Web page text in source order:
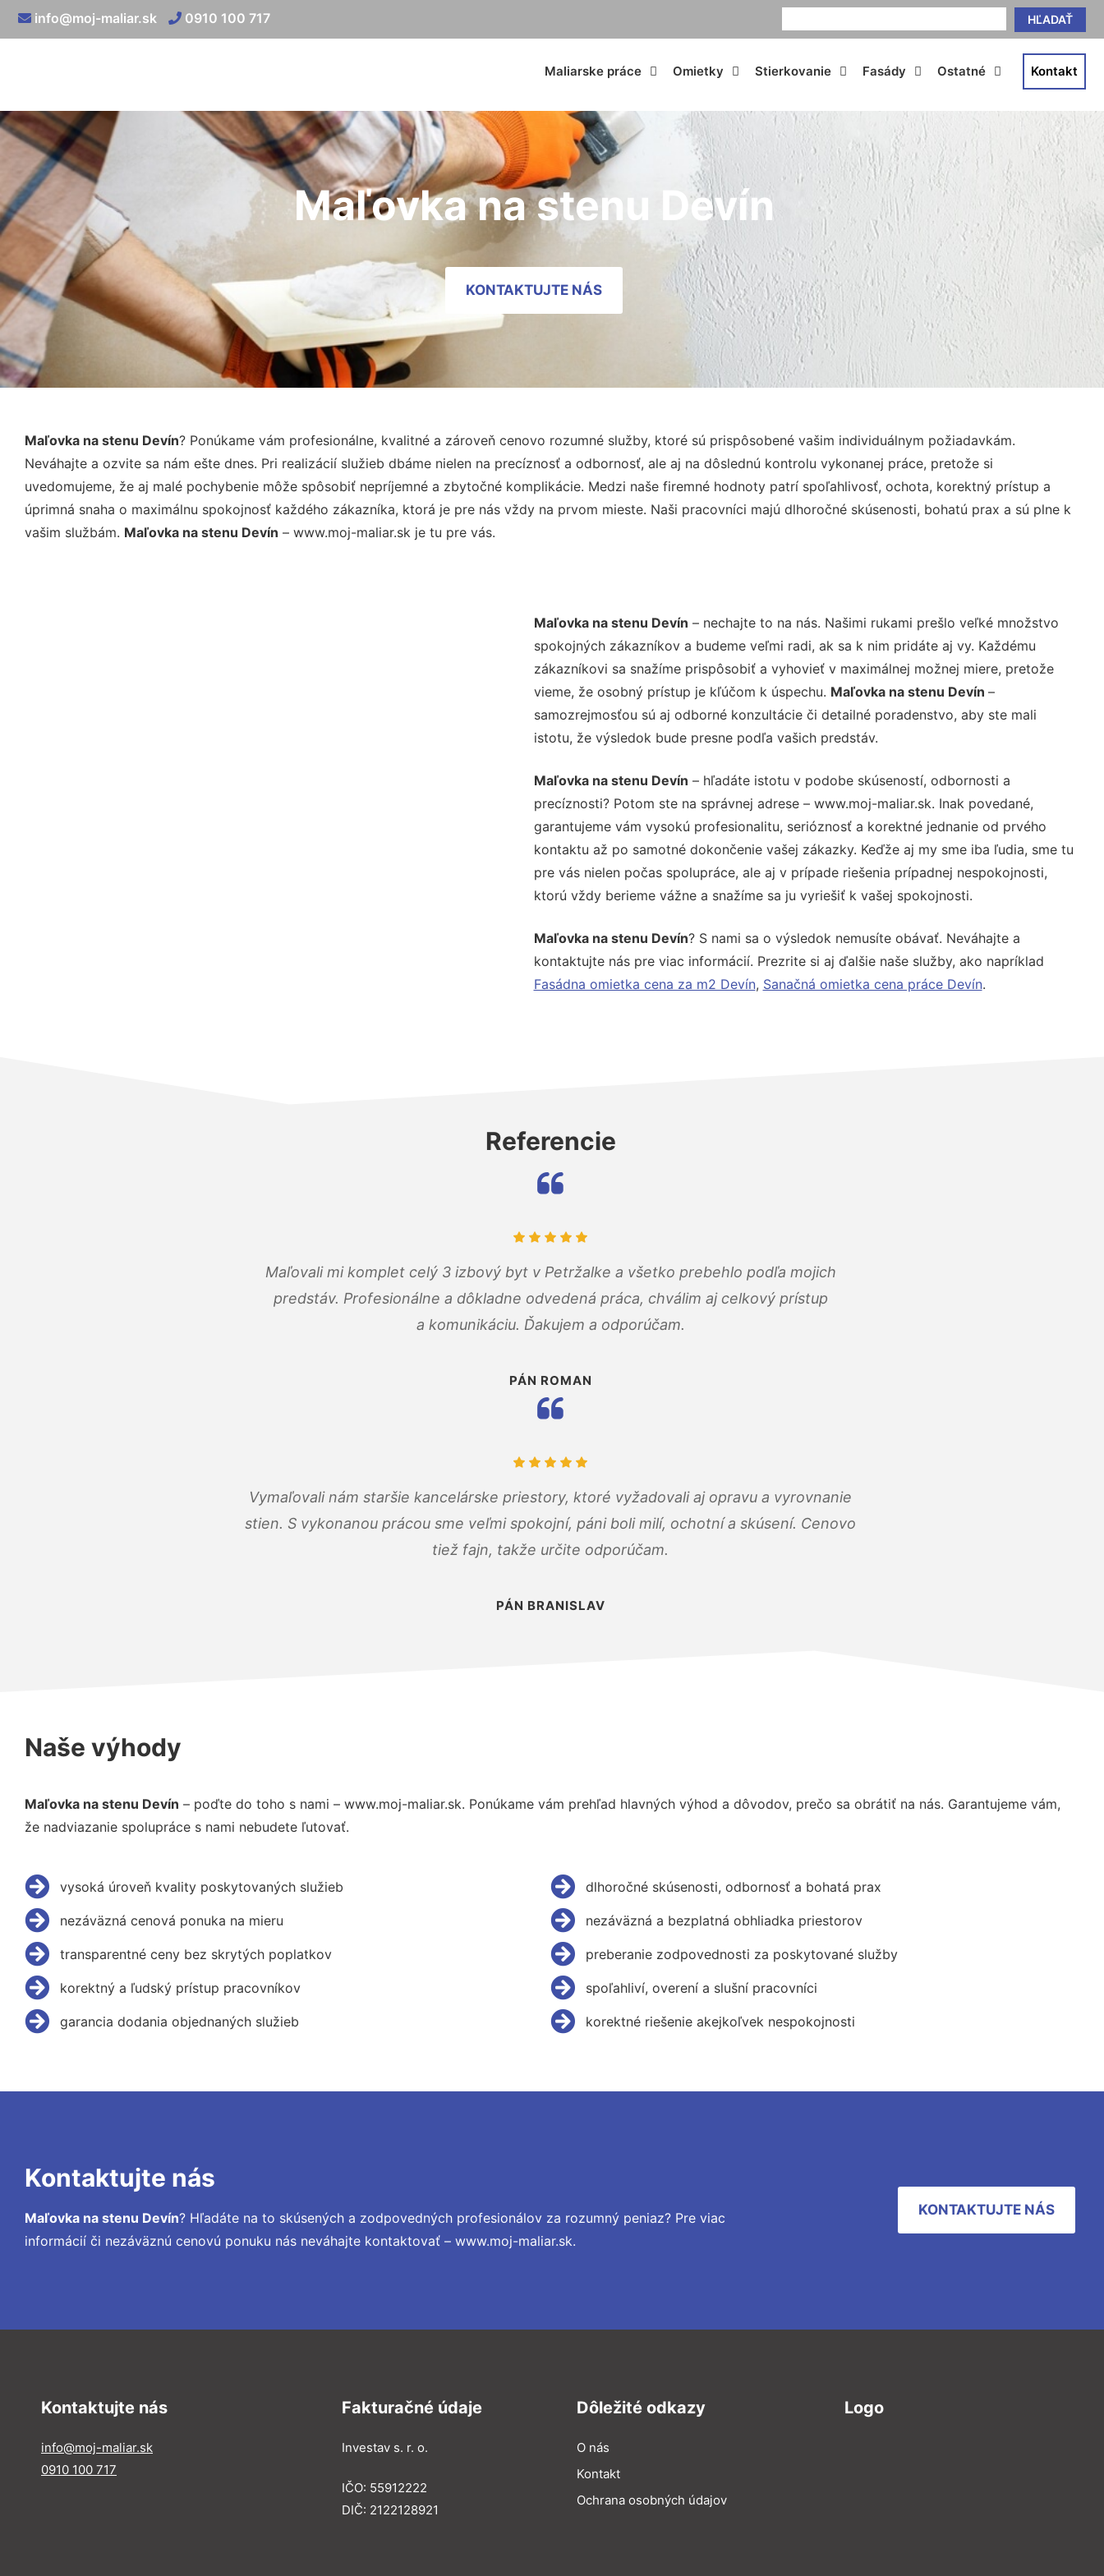
HĽADAŤ
info@moj-maliar.sk 0910 100 717
Maliarske práce Omietky Stierkovanie Fasády Ostatné Kontakt
Maľovka na stenu Devín
KONTAKTUJTE NÁS
Maľovka na stenu Devín? Ponúkame vám profesionálne, kvalitné a zároveň cenovo rozumné služby, ktoré sú prispôsobené vašim individuálnym požiadavkám.
Neváhajte a ozvite sa nám ešte dnes. Pri realizácií služieb dbáme nielen na precíznosť a odbornosť, ale aj na dôslednú kontrolu vykonanej práce, pretože si
uvedomujeme, že aj malé pochybenie môže spôsobiť nepríjemné a zbytočné komplikácie. Medzi naše firemné hodnoty patrí spoľahlivosť, ochota, korektný prístup a
úprimná snaha o maximálnu spokojnosť každého zákazníka, ktorá je pre nás vždy na prvom mieste. Naši pracovníci majú dlhoročné skúsenosti, bohatú prax a sú plne k
vašim službám. Maľovka na stenu Devín – www.moj-maliar.sk je tu pre vás.
Maľovka na stenu Devín – nechajte to na nás. Našimi rukami prešlo veľké množstvo
spokojných zákazníkov a budeme veľmi radi, ak sa k nim pridáte aj vy. Každému
zákazníkovi sa snažíme prispôsobiť a vyhovieť v maximálnej možnej miere, pretože
vieme, že osobný prístup je kľúčom k úspechu. Maľovka na stenu Devín –
samozrejmosťou sú aj odborné konzultácie či detailné poradenstvo, aby ste mali
istotu, že výsledok bude presne podľa vašich predstáv.
Maľovka na stenu Devín – hľadáte istotu v podobe skúseností, odbornosti a
precíznosti? Potom ste na správnej adrese – www.moj-maliar.sk. Inak povedané,
garantujeme vám vysokú profesionalitu, serióznosť a korektné jednanie od prvého
kontaktu až po samotné dokončenie vašej zákazky. Keďže aj my sme iba ľudia, sme tu
pre vás nielen počas spolupráce, ale aj v prípade riešenia prípadnej nespokojnosti,
ktorú vždy berieme vážne a snažíme sa ju vyriešiť k vašej spokojnosti.
Maľovka na stenu Devín? S nami sa o výsledok nemusíte obávať. Neváhajte a
kontaktujte nás pre viac informácií. Prezrite si aj ďalšie naše služby, ako napríklad
Fasádna omietka cena za m2 Devín, Sanačná omietka cena práce Devín.
Referencie
Maľovali mi komplet celý 3 izbový byt v Petržalke a všetko prebehlo podľa mojich
predstáv. Profesionálne a dôkladne odvedená práca, chválim aj celkový prístup
a komunikáciu. Ďakujem a odporúčam.
PÁN ROMAN
Vymaľovali nám staršie kancelárske priestory, ktoré vyžadovali aj opravu a vyrovnanie
stien. S vykonanou prácou sme veľmi spokojní, páni boli milí, ochotní a skúsení. Cenovo
tiež fajn, takže určite odporúčam.
PÁN BRANISLAV
Naše výhody
Maľovka na stenu Devín – poďte do toho s nami – www.moj-maliar.sk. Ponúkame vám prehľad hlavných výhod a dôvodov, prečo sa obrátiť na nás. Garantujeme vám,
že nadviazanie spolupráce s nami nebudete ľutovať.
vysoká úroveň kvality poskytovaných služieb
nezáväzná cenová ponuka na mieru
transparentné ceny bez skrytých poplatkov
korektný a ľudský prístup pracovníkov
garancia dodania objednaných služieb
dlhoročné skúsenosti, odbornosť a bohatá prax
nezáväzná a bezplatná obhliadka priestorov
preberanie zodpovednosti za poskytované služby
spoľahliví, overení a slušní pracovníci
korektné riešenie akejkoľvek nespokojnosti
Kontaktujte nás
Maľovka na stenu Devín? Hľadáte na to skúsených a zodpovedných profesionálov za rozumný peniaz? Pre viac
informácií či nezáväznú cenovú ponuku nás neváhajte kontaktovať – www.moj-maliar.sk.
KONTAKTUJTE NÁS
Kontaktujte nás
info@moj-maliar.sk
0910 100 717
Fakturačné údaje
Investav s. r. o.
IČO: 55912222
DIČ: 2122128921
Dôležité odkazy
O nás
Kontakt
Ochrana osobných údajov
Logo